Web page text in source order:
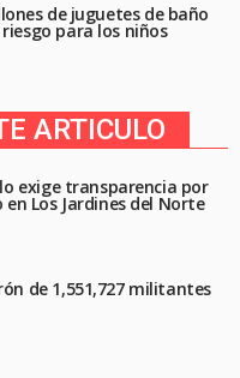
de juguetes de baño
para los niños
ARTICULO
exige transparencia por
Los Jardines del Norte
de 1,551,727 militantes